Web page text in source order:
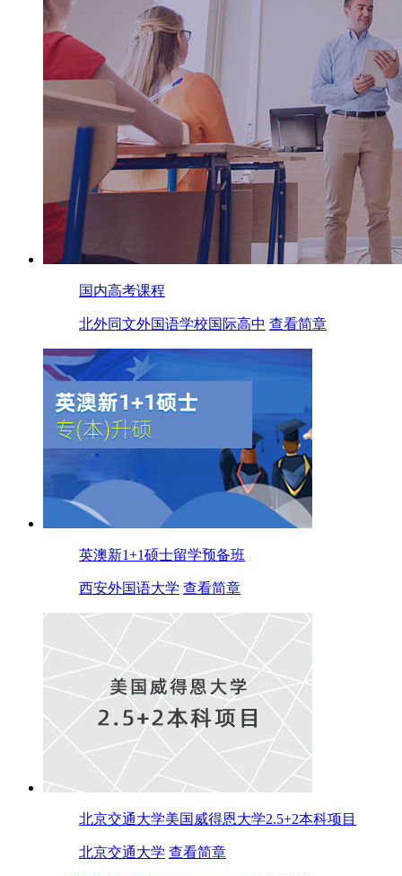
国内高考课程
北外同文外国语学校国际高中 查看简章
英澳新1+1硕士留学预备班
西安外国语大学 查看简章
北京交通大学美国威得恩大学2.5+2本科项目
北京交通大学 查看简章